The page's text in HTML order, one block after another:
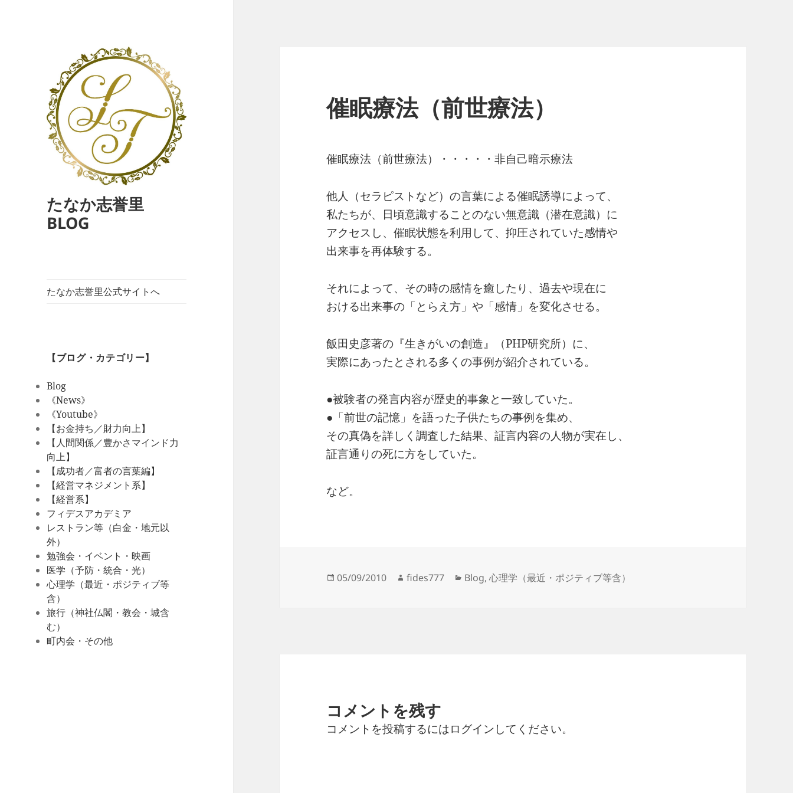
たなか志誉里
BLOG
たなか志誉里公式サイトへ
【ブログ・カテゴリー】
Blog
《News》
《Youtube》
【お金持ち／財力向上】
【人間関係／豊かさマインド力
向上】
【成功者／富者の言葉編】
【経営マネジメント系】
【経営系】
フィデスアカデミア
レストラン等（白金・地元以
外）
勉強会・イベント・映画
医学（予防・統合・光）
心理学（最近・ポジティブ等
含）
旅行（神社仏閣・教会・城含
む）
町内会・その他
催眠療法（前世療法）
催眠療法（前世療法）・・・・・非自己暗示療法
他人（セラピストなど）の言葉による催眠誘導によって、
私たちが、日頃意識することのない無意識（潜在意識）に
アクセスし、催眠状態を利用して、抑圧されていた感情や
出来事を再体験する。
それによって、その時の感情を癒したり、過去や現在に
おける出来事の「とらえ方」や「感情」を変化させる。
飯田史彦著の『生きがいの創造』（PHP研究所）に、
実際にあったとされる多くの事例が紹介されている。
●被験者の発言内容が歴史的事象と一致していた。
●「前世の記憶」を語った子供たちの事例を集め、
その真偽を詳しく調査した結果、証言内容の人物が実在し、
証言通りの死に方をしていた。
など。
05/09/2010 fides777 Blog,心理学（最近・ポジティブ等含）
コメントを残す
コメントを投稿するにはログインしてください。